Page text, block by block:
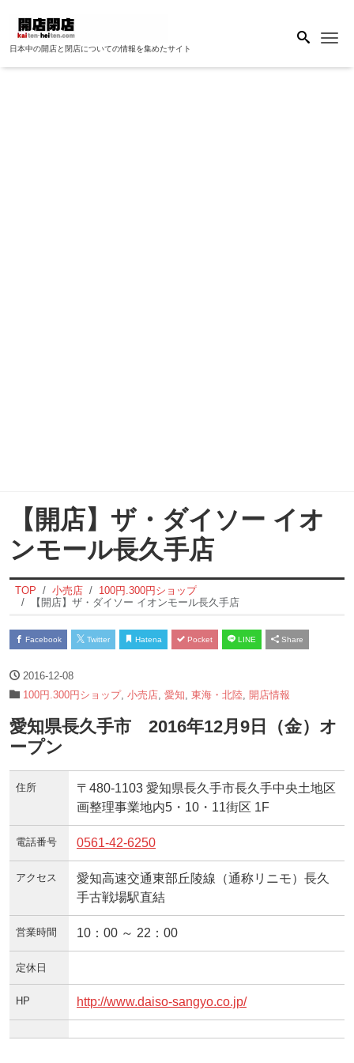
日本中の開店と閉店についての情報を集めたサイト
【開店】ザ・ダイソー イオ
ンモール長久手店
TOP 小売店
100円.300円ショップ
【開店】ザ・ダイソー イオンモール長久手店
Facebook Twitter Hatena Pocket LINE Share
2016-12-08
100円.300円ショップ, 小売店 愛知 東海・北陸 開店情報
愛知県長久手市 2016年12月9日（金）オ
ープン
住所
〒480-1103 愛知県長久手市長久手中央土地区
画整理事業地内5・10・11街区 1F
電話番号 0561-42-6250
アクセス
愛知高速交通東部丘陵線（通称リニモ）長久
手古戦場駅直結
営業時間 10：00 ～ 22：00
定休日
HP http://www.daiso-sangyo.co.jp/